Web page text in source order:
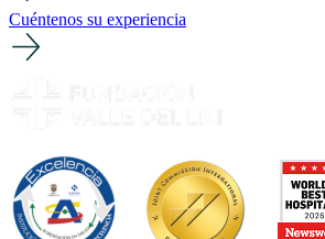
Cuéntenos su experiencia